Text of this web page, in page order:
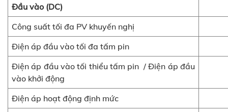
Đầu vào (DC)
Công suất tối đa PV khuyến nghị
Điện áp đầu vào tối đa tấm pin
Điện áp đầu vào tối thiểu tấm pin  / Điện áp đầu
vào khởi động
Điện áp hoạt động định mức